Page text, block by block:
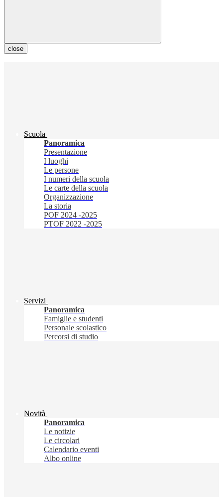
close
Scuola
Panoramica
Presentazione
I luoghi
Le persone
I numeri della scuola
Le carte della scuola
Organizzazione
La storia
POF 2024 -2025
PTOF 2022 -2025
Servizi
Panoramica
Famiglie e studenti
Personale scolastico
Percorsi di studio
Novità
Panoramica
Le notizie
Le circolari
Calendario eventi
Albo online